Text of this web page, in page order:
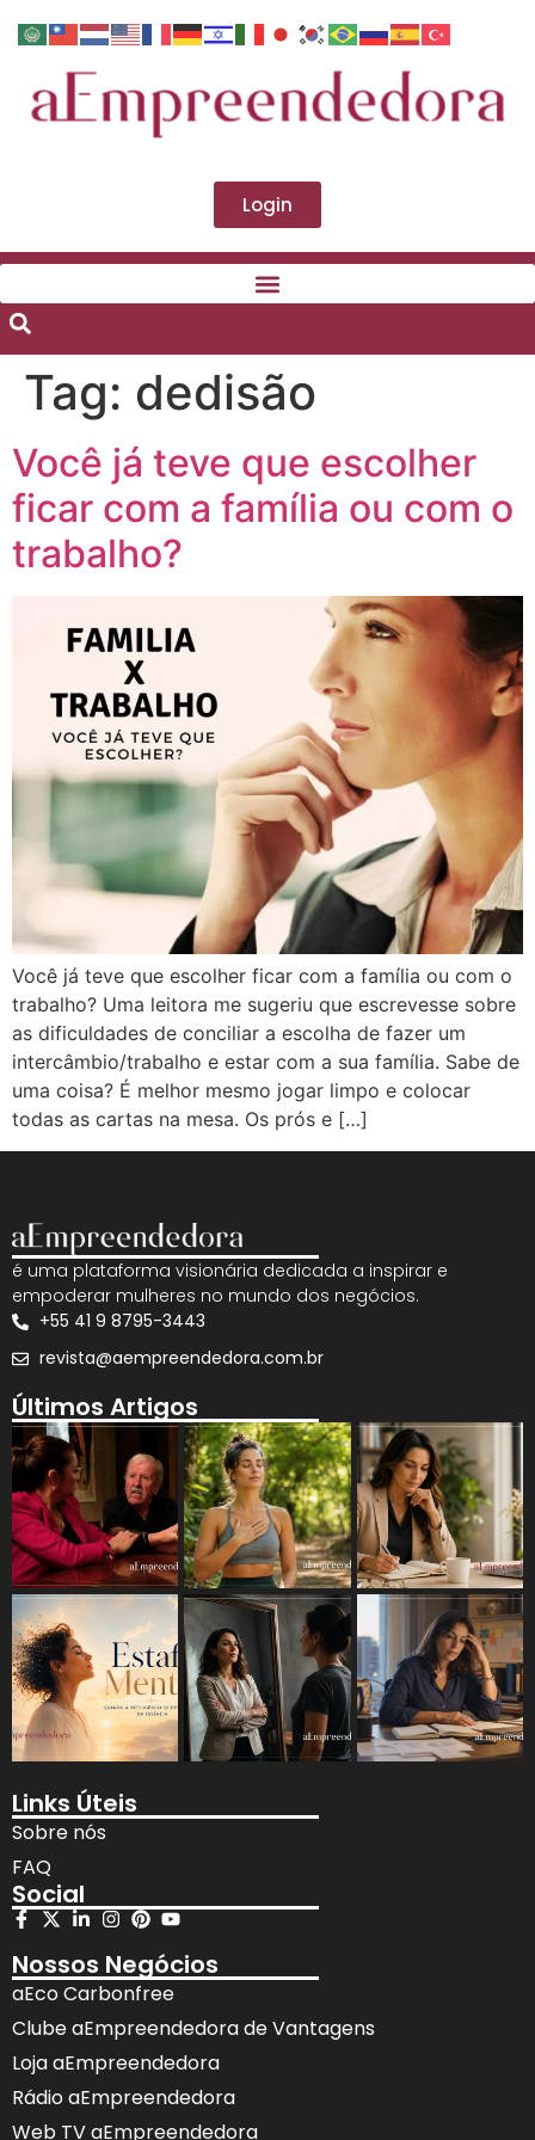
Login
Tag: dedisão
Você já teve que escolher
ficar com a família ou com o
trabalho?
Você já teve que escolher ficar com a família ou com o
trabalho? Uma leitora me sugeriu que escrevesse sobre
as dificuldades de conciliar a escolha de fazer um
intercâmbio/trabalho e estar com a sua família. Sabe de
uma coisa? É melhor mesmo jogar limpo e colocar
todas as cartas na mesa. Os prós e […]
é uma plataforma visionária dedicada a inspirar e
empoderar mulheres no mundo dos negócios.
+55 41 9 8795-3443
revista@aempreendedora.com.br
Últimos Artigos
Links Úteis
Sobre nós
FAQ
Social
Nossos Negócios
aEco Carbonfree
Clube aEmpreendedora de Vantagens
Loja aEmpreendedora
Rádio aEmpreendedora
Web TV aEmpreendedora